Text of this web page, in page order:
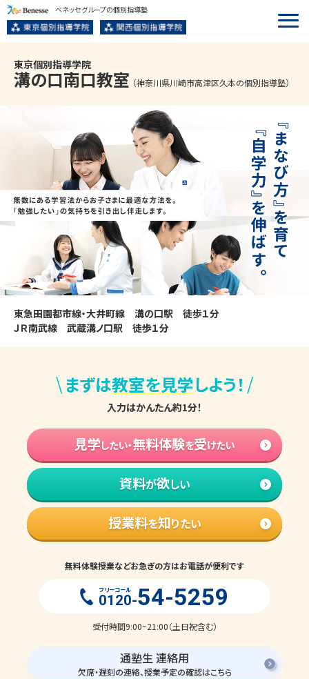
ベネッセグループの個別指導塾
東京個別指導学院
溝の口南口教室 （神奈川県川崎市高津区久本の個別指導塾）
東急田園都市線・大井町線　溝の口駅　徒歩１分
ＪＲ南武線　武蔵溝ノ口駅　徒歩１分
\ まずは教室を見学しよう！ /
入力はかんたん約1分！
見学したい・無料体験を受けたい
資料が欲しい
授業料を知りたい
無料体験授業などお急ぎの方はお電話が便利です
フリーコール
0120-54-5259
受付時間9:00~21:00（土日祝含む）
通塾生 連絡用
欠席・遅刻の連絡、授業予定の確認はこちら